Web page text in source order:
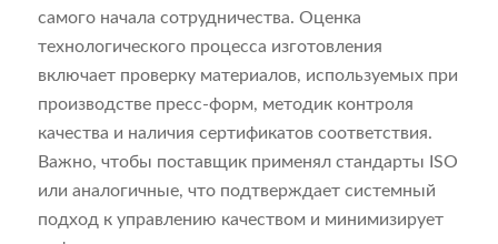
самого начала сотрудничества. Оценка
технологического процесса изготовления
включает проверку материалов, используемых при
производстве пресс-форм, методик контроля
качества и наличия сертификатов соответствия.
Важно, чтобы поставщик применял стандарты ISO
или аналогичные, что подтверждает системный
подход к управлению качеством и минимизирует